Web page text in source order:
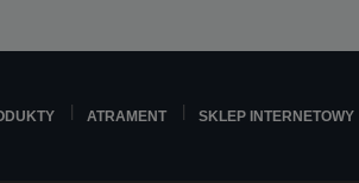
ATRAMENT SKLEP INTERNETOWY